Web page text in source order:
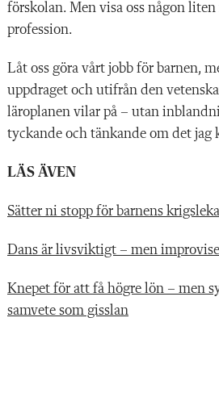
förskolan. Men visa oss någon
profession.
Låt oss göra vårt jobb för barnen,
uppdraget och utifrån den
läroplanen vilar på – utan
tyckande och tänkande om det jag
LÄS ÄVEN
Sätter ni stopp för barnens
Dans är livsviktigt – men
Knepet för att få högre lön – men
samvete som gisslan